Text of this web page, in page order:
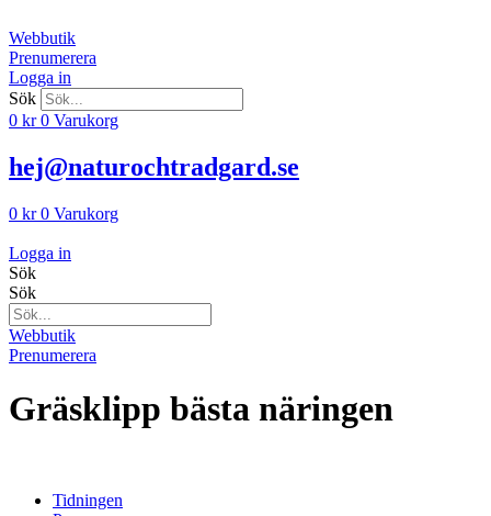
till
innehåll
Webbutik
Prenumerera
Logga in
Sök
0 kr 0 Varukorg
hej@naturochtradgard.se
0 kr 0 Varukorg
Logga in
Sök
Sök
Webbutik
Prenumerera
Gräsklipp bästa näringen
Tidningen